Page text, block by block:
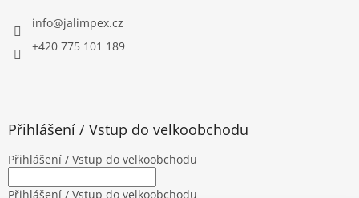
info@jalimpex.cz
+420 775 101 189
Přihlášení / Vstup do velkoobchodu
Přihlášení / Vstup do velkoobchodu
Přihlášení / Vstup do velkoobchodu